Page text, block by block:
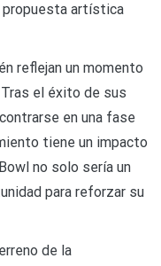
propuesta artística
reflejan un momento
el éxito de sus
en una fase
tiene un impacto
no solo sería un
para reforzar su
de la